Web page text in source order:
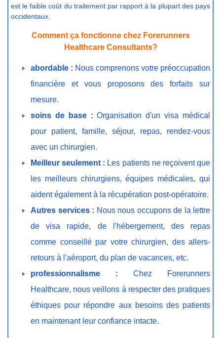
est le faible coût du traitement par rapport à la plupart des pays
occidentaux.
Comment ça fonctionne chez Forerunners
Healthcare Consultants?
abordable : Nous comprenons votre préoccupation
financière et vous proposons des forfaits sur
mesure.
soins de base :Organisation d'un visa médical
pour patient, famille, séjour, repas, rendez-vous
avec un chirurgien.
Meilleur seulement : Les patients ne reçoivent que
les meilleurs chirurgiens, équipes médicales, qui
aident également à la récupération post-opératoire.
Autres services : Nous nous occupons de la lettre
de visa rapide, de l'hébergement, des repas
comme conseillé par votre chirurgien, des allers-
retours à l'aéroport, du plan de vacances, etc.
professionnalisme : Chez Forerunners
Healthcare, nous veillons à respecter des pratiques
éthiques pour répondre aux besoins des patients
en maintenant leur confiance intacte.